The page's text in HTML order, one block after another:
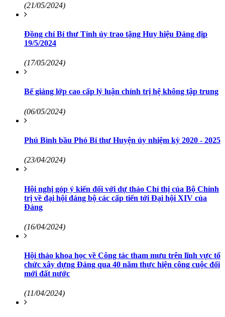
(21/05/2024)
Đồng chí Bí thư Tỉnh ủy trao tặng Huy hiệu Đảng dịp
19/5/2024
(17/05/2024)
Bế giảng lớp cao cấp lý luận chính trị hệ không tập trung
(06/05/2024)
Phú Bình bầu Phó Bí thư Huyện ủy nhiệm kỳ 2020 - 2025
(23/04/2024)
Hội nghị góp ý kiến đối với dự thảo Chỉ thị của Bộ Chính
trị về đại hội đảng bộ các cấp tiến tới Đại hội XIV của
Đảng
(16/04/2024)
Hội thảo khoa học về Công tác tham mưu trên lĩnh vực tổ
chức xây dựng Đảng qua 40 năm thực hiện công cuộc đổi
mới đất nước
(11/04/2024)